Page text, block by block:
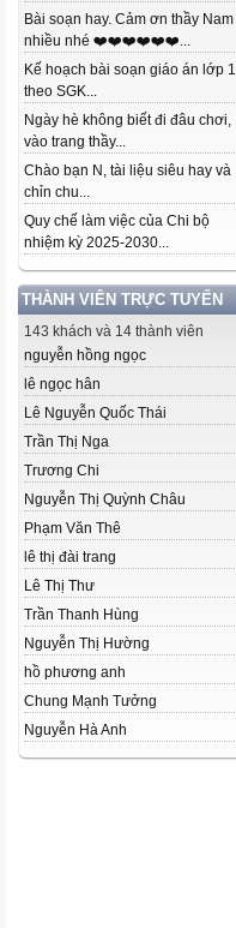
Bài soạn hay. Cảm ơn thầy Nam
nhiều nhé ❤️❤️❤️❤️❤️❤️...
Kế hoạch bài soạn giáo án lớp 1
theo SGK...
Ngày hè không biết đi đâu chơi,
vào trang thầy...
Chào bạn N, tài liệu siêu hay và
chỉn chu...
Quy chế làm việc của Chi bộ
nhiệm kỳ 2025-2030...
THÀNH VIÊN TRỰC TUYẾN
143 khách và 14 thành viên
nguyễn hồng ngọc
lê ngọc hân
Lê Nguyễn Quốc Thái
Trần Thị Nga
Trương Chi
Nguyễn Thị Quỳnh Châu
Phạm Văn Thê
lê thị đài trang
Lê Thị Thư
Trần Thanh Hùng
Nguyễn Thị Hường
hồ phương anh
Chung Mạnh Tưởng
Nguyễn Hà Anh